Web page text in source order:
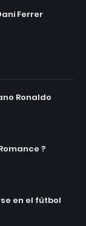
Ferrer
Ronaldo
?
en el fútbol